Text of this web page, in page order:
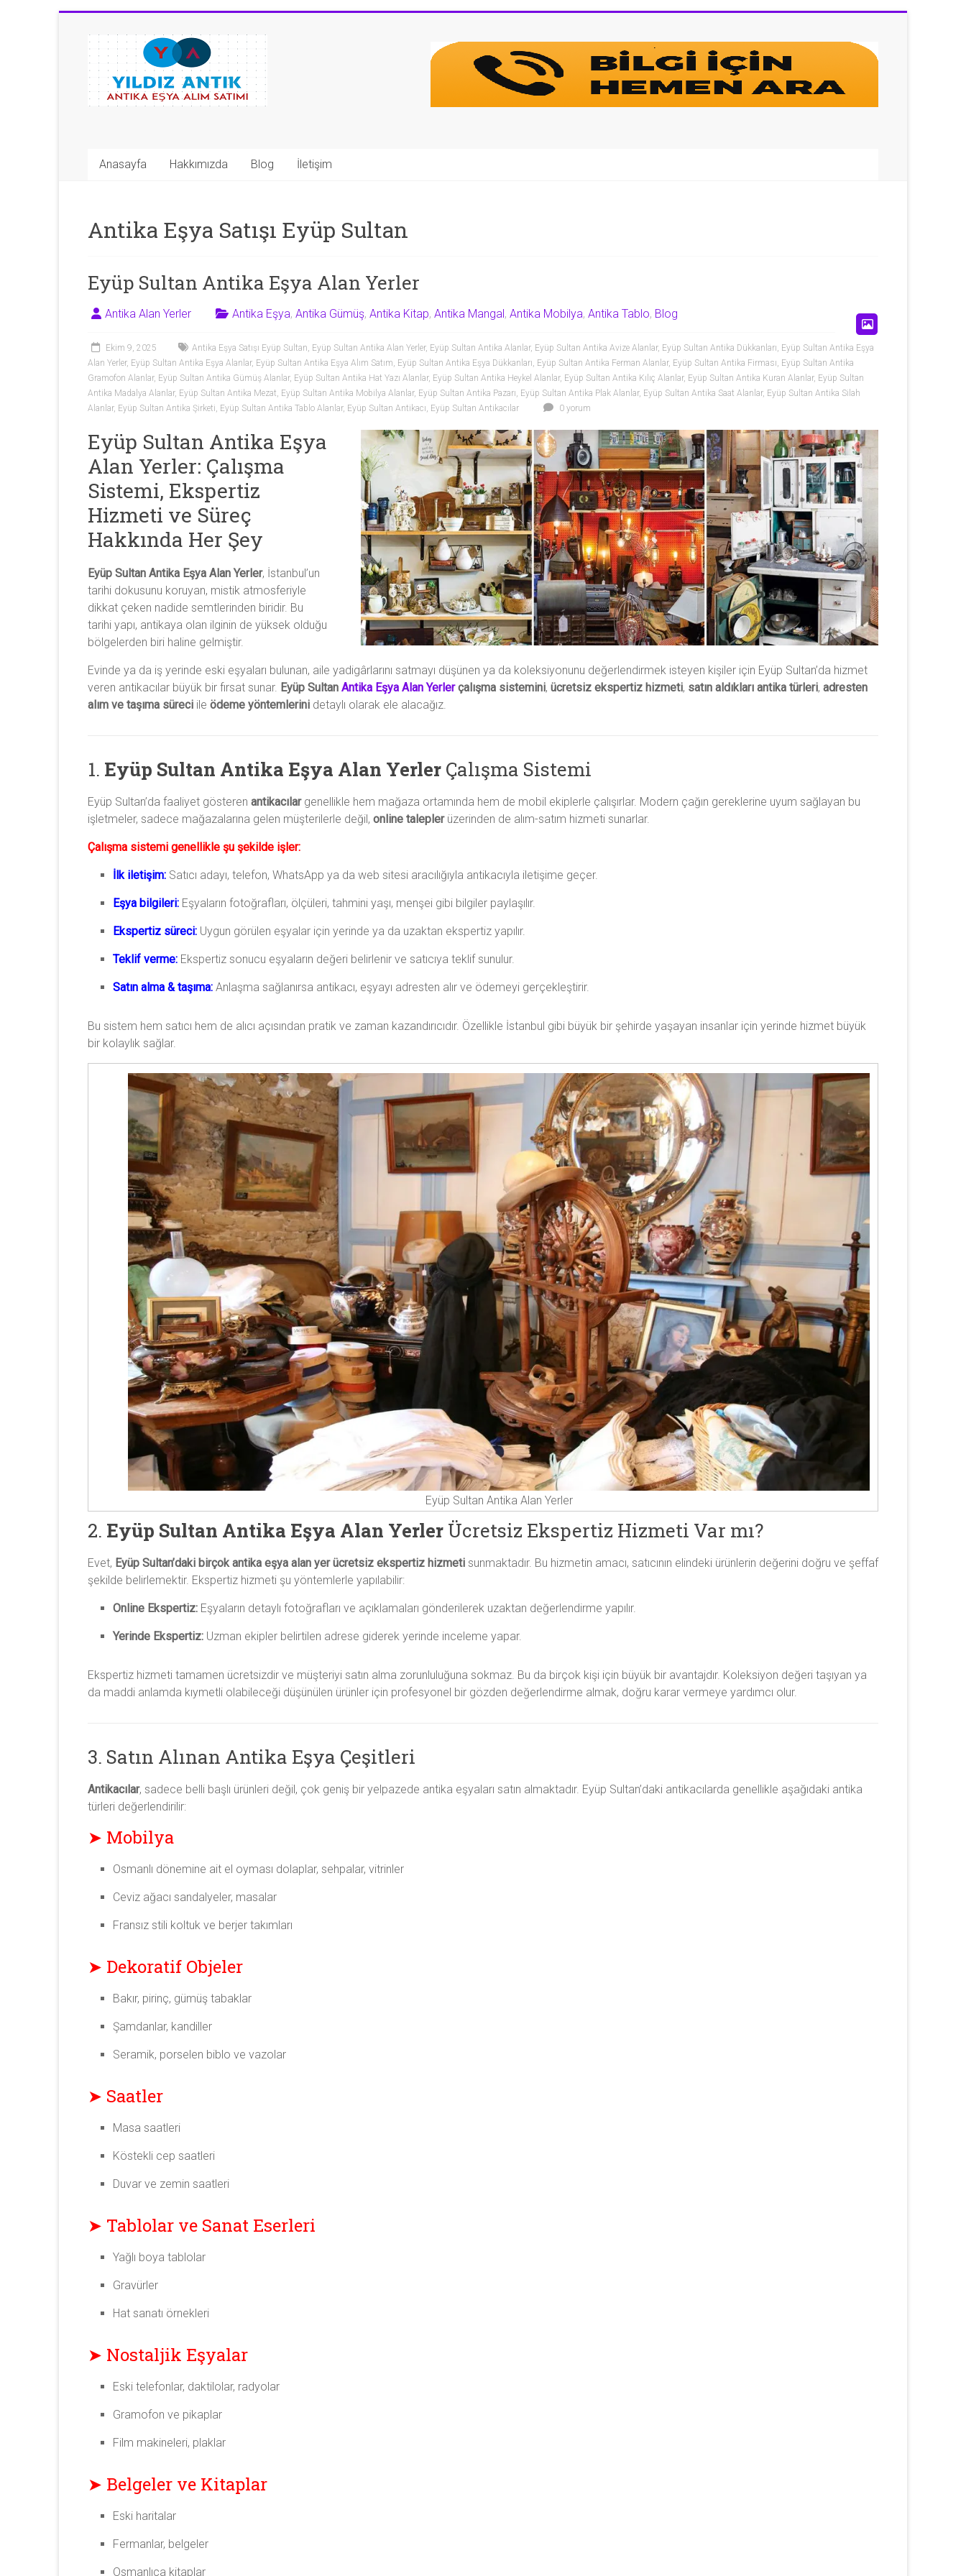
contentAntika
Eşya
Alan
543
53
50
eşya
alan
yerler
olarak
tablo,
antika
plak,
antika
mobilya,
antika
silah,
obje,
antika
heykel,
antika
porselen
antika
saat
alıyoruz.
Anasayfa Hakkımızda Blog İletişim
Antika Eşya Satışı Eyüp Sultan
Eyüp Sultan Antika Eşya Alan Yerler
Antika Alan Yerler Antika Eşya, Antika Gümüş, Antika Kitap, Antika Mangal, Antika Mobilya, Antika Tablo, Blog
Ekim 9, 2025 Antika Eşya Satışı Eyüp Sultan, Eyüp Sultan Antika Alan Yerler, Eyüp Sultan Antika Alanlar, Eyüp Sultan Antika Avize Alanlar, Eyüp Sultan Antika Dükkanları, Eyüp Sultan Antika Eşya
Alan Yerler, Eyüp Sultan Antika Eşya Alanlar, Eyüp Sultan Antika Eşya Alım Satım, Eyüp Sultan Antika Eşya Dükkanları, Eyüp Sultan Antika Ferman Alanlar, Eyüp Sultan Antika Firması, Eyüp Sultan Antika
Gramofon Alanlar, Eyüp Sultan Antika Gümüş Alanlar, Eyüp Sultan Antika Hat Yazı Alanlar, Eyüp Sultan Antika Heykel Alanlar, Eyüp Sultan Antika Kılıç Alanlar, Eyüp Sultan Antika Kuran Alanlar, Eyüp Sultan
Antika Madalya Alanlar, Eyüp Sultan Antika Mezat, Eyüp Sultan Antika Mobilya Alanlar, Eyüp Sultan Antika Pazarı, Eyüp Sultan Antika Plak Alanlar, Eyüp Sultan Antika Saat Alanlar, Eyüp Sultan Antika Silah
Alanlar, Eyüp Sultan Antika Şirketi, Eyüp Sultan Antika Tablo Alanlar, Eyüp Sultan Antikacı, Eyüp Sultan Antikacılar 0 yorum
Eyüp Sultan Antika Eşya
Alan Yerler: Çalışma
Sistemi, Ekspertiz
Hizmeti ve Süreç
Hakkında Her Şey
Eyüp Sultan Antika Eşya Alan Yerler, İstanbul’un
tarihi dokusunu koruyan, mistik atmosferiyle
dikkat çeken nadide semtlerinden biridir. Bu
tarihi yapı, antikaya olan ilginin de yüksek olduğu
bölgelerden biri haline gelmiştir.
Evinde ya da iş yerinde eski eşyaları bulunan, aile yadigârlarını satmayı düşünen ya da koleksiyonunu değerlendirmek isteyen kişiler için Eyüp Sultan’da hizmet
veren antikacılar büyük bir fırsat sunar. Eyüp Sultan Antika Eşya Alan Yerlerçalışma sistemini, ücretsiz ekspertiz hizmeti, satın aldıkları antika türleri, adresten
alım ve taşıma süreci ile ödeme yöntemlerini detaylı olarak ele alacağız.
1. Eyüp Sultan Antika Eşya Alan Yerler Çalışma Sistemi
Eyüp Sultan’da faaliyet gösteren antikacılargenellikle hem mağaza ortamında hem de mobil ekiplerle çalışırlar. Modern çağın gereklerine uyum sağlayan bu
işletmeler, sadece mağazalarına gelen müşterilerle değil, online taleplerüzerinden de alım-satım hizmeti sunarlar.
Çalışma sistemi genellikle şu şekilde işler:
İlk iletişim: Satıcı adayı, telefon, WhatsApp ya da web sitesi aracılığıyla antikacıyla iletişime geçer.
Eşya bilgileri: Eşyaların fotoğrafları, ölçüleri, tahmini yaşı, menşei gibi bilgiler paylaşılır.
Ekspertiz süreci: Uygun görülen eşyalar için yerinde ya da uzaktan ekspertiz yapılır.
Teklif verme: Ekspertiz sonucu eşyaların değeri belirlenir ve satıcıya teklif sunulur.
Satın alma & taşıma: Anlaşma sağlanırsa antikacı, eşyayı adresten alır ve ödemeyi gerçekleştirir.
Bu sistem hem satıcı hem de alıcı açısından pratik ve zaman kazandırıcıdır. Özellikle İstanbul gibi büyük bir şehirde yaşayan insanlar için yerinde hizmet büyük
bir kolaylık sağlar.
Eyüp Sultan Antika Alan Yerler
2. Eyüp Sultan Antika Eşya Alan Yerler Ücretsiz Ekspertiz Hizmeti Var mı?
Evet, Eyüp Sultan’daki birçok antika eşya alan yer ücretsiz ekspertiz hizmeti sunmaktadır. Bu hizmetin amacı, satıcının elindeki ürünlerin değerini doğru ve şeffaf
şekilde belirlemektir. Ekspertiz hizmeti şu yöntemlerle yapılabilir:
Online Ekspertiz: Eşyaların detaylı fotoğrafları ve açıklamaları gönderilerek uzaktan değerlendirme yapılır.
Yerinde Ekspertiz: Uzman ekipler belirtilen adrese giderek yerinde inceleme yapar.
Ekspertiz hizmeti tamamen ücretsizdir ve müşteriyi satın alma zorunluluğuna sokmaz. Bu da birçok kişi için büyük bir avantajdır. Koleksiyon değeri taşıyan ya
da maddi anlamda kıymetli olabileceği düşünülen ürünler için profesyonel bir gözden değerlendirme almak, doğru karar vermeye yardımcı olur.
3. Satın Alınan Antika Eşya Çeşitleri
Antikacılar, sadece belli başlı ürünleri değil, çok geniş bir yelpazede antika eşyaları satın almaktadır. Eyüp Sultan’daki antikacılarda genellikle aşağıdaki antika
türleri değerlendirilir:
➤ Mobilya
Osmanlı dönemine ait el oyması dolaplar, sehpalar, vitrinler
Ceviz ağacı sandalyeler, masalar
Fransız stili koltuk ve berjer takımları
➤ Dekoratif Objeler
Bakır, pirinç, gümüş tabaklar
Şamdanlar, kandiller
Seramik, porselen biblo ve vazolar
➤ Saatler
Masa saatleri
Köstekli cep saatleri
Duvar ve zemin saatleri
➤ Tablolar ve Sanat Eserleri
Yağlı boya tablolar
Gravürler
Hat sanatı örnekleri
➤ Nostaljik Eşyalar
Eski telefonlar, daktilolar, radyolar
Gramofon ve pikaplar
Film makineleri, plaklar
➤ Belgeler ve Kitaplar
Eski haritalar
Fermanlar, belgeler
Osmanlıca kitaplar